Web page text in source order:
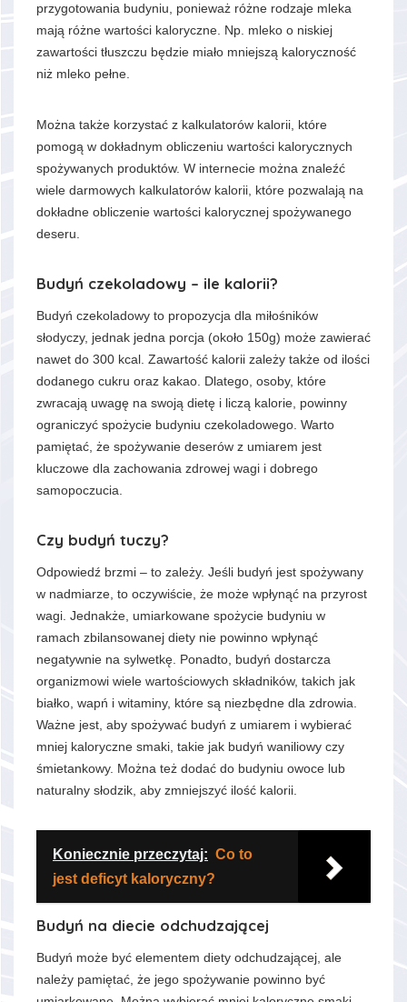
przygotowania budyniu, ponieważ różne rodzaje mleka
mają różne wartości kaloryczne. Np. mleko o niskiej
zawartości tłuszczu będzie miało mniejszą kaloryczność
niż mleko pełne.
Można także korzystać z kalkulatorów kalorii, które
pomogą w dokładnym obliczeniu wartości kalorycznych
spożywanych produktów. W internecie można znaleźć
wiele darmowych kalkulatorów kalorii, które pozwalają na
dokładne obliczenie wartości kalorycznej spożywanego
deseru.
Budyń czekoladowy – ile kalorii?
Budyń czekoladowy to propozycja dla miłośników
słodyczy, jednak jedna porcja (około 150g) może zawierać
nawet do 300 kcal. Zawartość kalorii zależy także od ilości
dodanego cukru oraz kakao. Dlatego, osoby, które
zwracają uwagę na swoją dietę i liczą kalorie, powinny
ograniczyć spożycie budyniu czekoladowego. Warto
pamiętać, że spożywanie deserów z umiarem jest
kluczowe dla zachowania zdrowej wagi i dobrego
samopoczucia.
Czy budyń tuczy?
Odpowiedź brzmi – to zależy. Jeśli budyń jest spożywany
w nadmiarze, to oczywiście, że może wpłynąć na przyrost
wagi. Jednakże, umiarkowane spożycie budyniu w
ramach zbilansowanej diety nie powinno wpłynąć
negatywnie na sylwetkę. Ponadto, budyń dostarcza
organizmowi wiele wartościowych składników, takich jak
białko, wapń i witaminy, które są niezbędne dla zdrowia.
Ważne jest, aby spożywać budyń z umiarem i wybierać
mniej kaloryczne smaki, takie jak budyń waniliowy czy
śmietankowy. Można też dodać do budyniu owoce lub
naturalny słodzik, aby zmniejszyć ilość kalorii.
Koniecznie przeczytaj: Co to
jest deficyt kaloryczny?
Budyń na diecie odchudzającej
Budyń może być elementem diety odchudzającej, ale
należy pamiętać, że jego spożywanie powinno być